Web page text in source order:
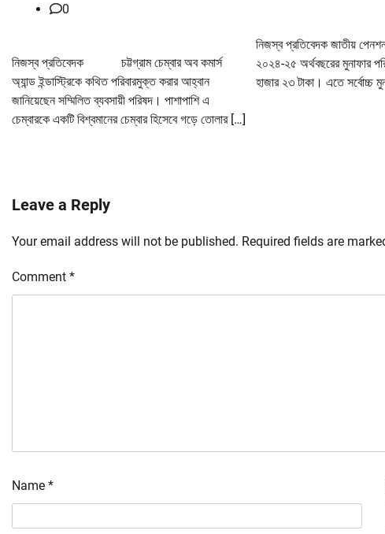
0
নিজস্ব প্রতিবেদক চট্টগ্রাম চেম্বার অব কমার্স
অ্যান্ড ইন্ডাস্ট্রিকে কথিত পরিবারমুক্ত করার আহ্বান
জানিয়েছেন সম্মিলিত ব্যবসায়ী পরিষদ। পাশাপাশি এ
চেম্বারকে একটি বিশ্বমানের চেম্বার হিসেবে গড়ে তোলার […]
নিজস্ব প্রতিবেদক জাতীয়
২০২৪-২৫ অর্থবছরের মুনাফার
হাজার ২৩ টাকা। এতে সর্বোচ্চ
Leave a Reply
Your email address will not be published. Required fields are
Comment *
Name *